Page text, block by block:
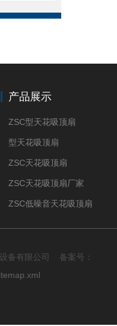
产品展示
ZSC型天花吸顶扇
型天花吸顶扇
ZSC天花吸顶扇
ZSC天花吸顶扇厂家
ZSC低噪音天花吸顶扇
备有限公司 备案号：